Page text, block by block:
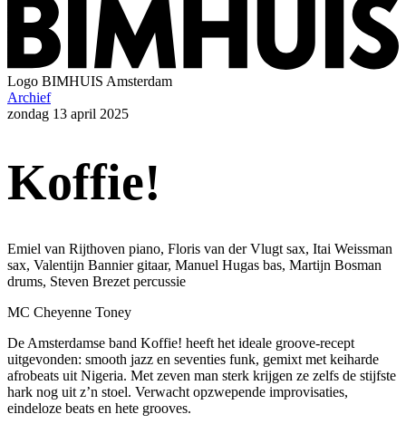
Logo BIMHUIS Amsterdam
Archief
zondag 13 april 2025
Koffie!
Emiel van Rijthoven piano, Floris van der Vlugt sax, Itai Weissman
sax, Valentijn Bannier gitaar, Manuel Hugas bas, Martijn Bosman
drums, Steven Brezet percussie
MC Cheyenne Toney
De Amsterdamse band Koffie! heeft het ideale groove-recept
uitgevonden: smooth jazz en seventies funk, gemixt met keiharde
afrobeats uit Nigeria. Met zeven man sterk krijgen ze zelfs de stijfste
hark nog uit z’n stoel. Verwacht opzwepende improvisaties,
eindeloze beats en hete grooves.